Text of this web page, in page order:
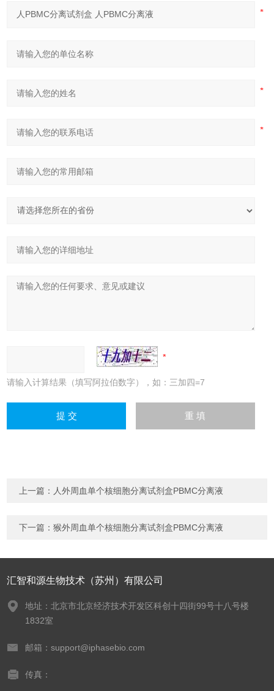
请输入计算结果（填写阿拉伯数字），如：三加四=7
上一篇： 人外周血单个核细胞分离试剂盒PBMC分离液
下一篇：猴外周血单个核细胞分离试剂盒PBMC分离液
汇智和源生物技术（苏州）有限公司
地址：北京市北京经济技术开发区科创十四街99号十八号楼
1832室
邮箱：support@iphasebio.com
传真：